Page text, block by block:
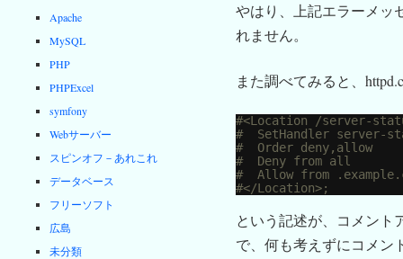
やはり、上記エラーメッ
れません。
また調べてみると、
#<Location /server-
#  SetHandler server-
#  Order deny,allow
#  Deny from all
#  Allow from
#</Location>;
という記述が、コメント
で、何も考えずにコメン
Apache
MySQL
PHP
PHPExcel
symfony
Webサーバー
スピンオフ－あれこれ
データベース
フリーソフト
広島
未分類